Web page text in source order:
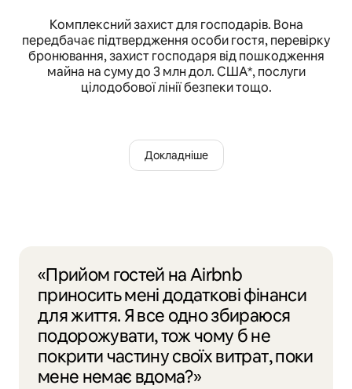
Комплексний захист для господарів. Вона
передбачає підтвердження особи гостя, перевірку
бронювання, захист господаря від пошкодження
майна на суму до 3 млн дол. США*, послуги
цілодобової лінії безпеки тощо.
Докладніше
«Прийом гостей на Airbnb
приносить мені додаткові фінанси
для життя. Я все одно збираюся
подорожувати, тож чому б не
покрити частину своїх витрат, поки
мене немає вдома?»